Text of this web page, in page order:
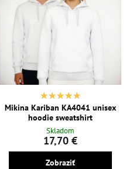
Mikina Kariban KA4041 unisex
hoodie sweatshirt
Skladom
17,70 €
Zobraziť